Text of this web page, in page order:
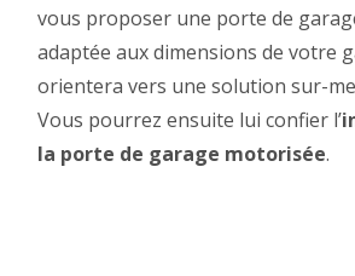
vous proposer une porte de
adaptée aux dimensions de votre
orientera vers une solution sur-
Vous pourrez ensuite lui confier l’
la porte de garage motorisée.